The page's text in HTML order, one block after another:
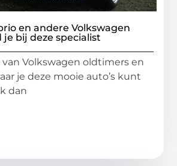
en andere Volkswagen
bij deze specialist
van Volkswagen oldtimers en
je deze mooie auto’s kunt
dan